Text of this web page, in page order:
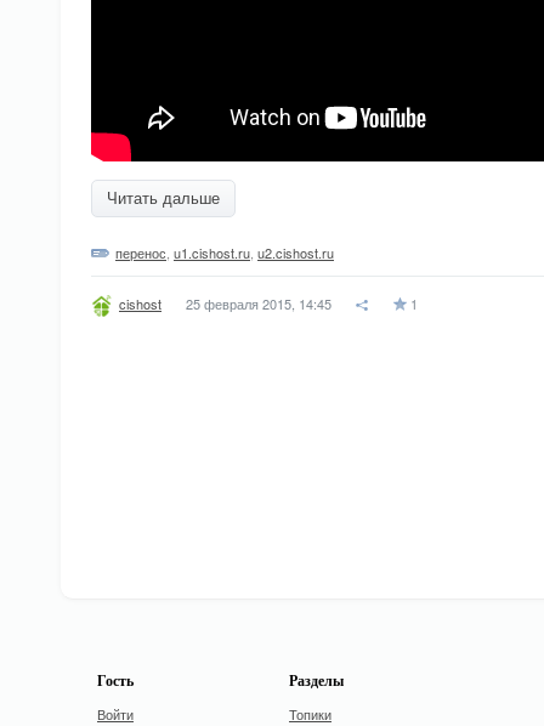
Читать дальше
перенос u1.cishost.ru u2.cishost.ru
cishost 25 февраля 2015, 14:45 1
Гость
Войти
Разделы
Топики